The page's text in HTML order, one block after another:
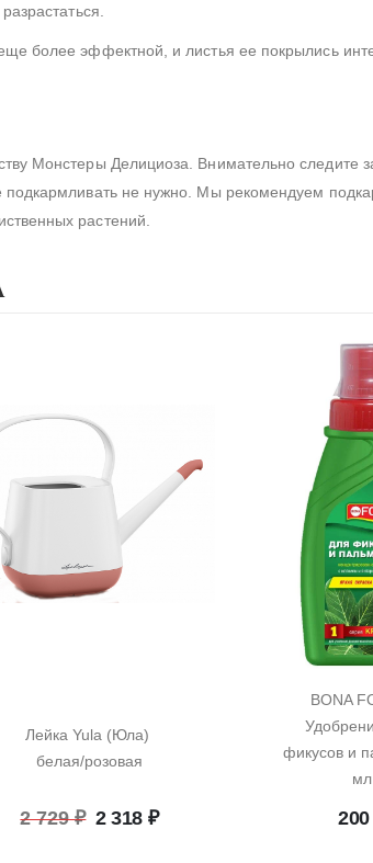
более эффектной, и листья ее покрылись
Монстеры Делициоза. Внимательно
подкармливать не нужно. Мы рекомендуем
растений.
Лейка Yula (Юла)
белая/розовая
2 729₽ Первоначальная
2 318 ₽Текущая
BONA
фикусов и
мл
200